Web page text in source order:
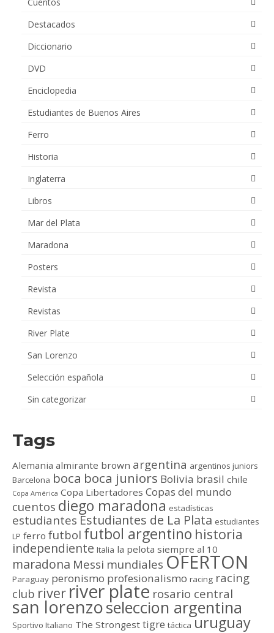
Destacados
Diccionario
DVD
Enciclopedia
Estudiantes de Buenos Aires
Ferro
Historia
Inglaterra
Libros
Mar del Plata
Maradona
Posters
Revista
Revistas
River Plate
San Lorenzo
Selección española
Sin categorizar
Tags
Alemania almirante brown argentina argentinos juniors
Barcelona boca boca juniors Bolivia brasil chile
Copa América Copa Libertadores Copas del mundo
cuentos diego maradona estadísticas
estudiantes Estudiantes de La Plata estudiantes
LP ferro futbol futbol argentino historia
independiente Italia la pelota siempre al 10
maradona Messi mundiales OFERTON
Paraguay peronismo profesionalismo racing racing
club river river plate rosario central
san lorenzoseleccion argentina
Sportivo Italiano The Strongest tigre táctica uruguay